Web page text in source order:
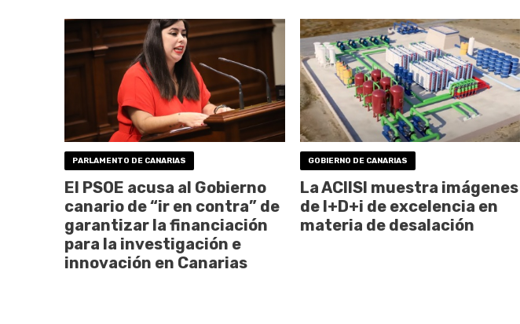
PARLAMENTO DE CANARIAS
El PSOE acusa al Gobierno
canario de “ir en contra” de
garantizar la financiación
para la investigación e
innovación en Canarias
GOBIERNO DE CANARIAS
La ACIISI muestra imágenes
de I+D+i de excelencia en
materia de desalación